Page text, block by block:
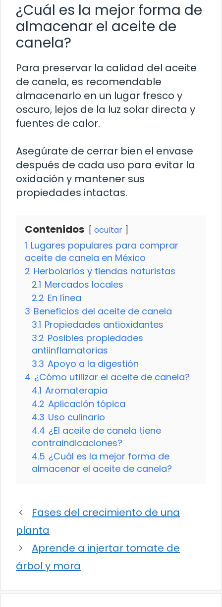
¿Cuál es la mejor forma de
almacenar el aceite de
canela?
Para preservar la calidad del aceite
de canela, es recomendable
almacenarlo en un lugar fresco y
oscuro, lejos de la luz solar directa y
fuentes de calor.
Asegúrate de cerrar bien el envase
después de cada uso para evitar la
oxidación y mantener sus
propiedades intactas.
Contenidos ocultar
1 Lugares populares para comprar
aceite de canela en México
2 Herbolarios y tiendas naturistas
2.1 Mercados locales
2.2 En línea
3 Beneficios del aceite de canela
3.1 Propiedades antioxidantes
3.2 Posibles propiedades
antiinflamatorias
3.3 Apoyo a la digestión
4 ¿Cómo utilizar el aceite de canela?
4.1 Aromaterapia
4.2 Aplicación tópica
4.3 Uso culinario
4.4 ¿El aceite de canela tiene
contraindicaciones?
4.5 ¿Cuál es la mejor forma de
almacenar el aceite de canela?
Fases del crecimiento de una
planta
Aprende a injertar tomate de
árbol y mora